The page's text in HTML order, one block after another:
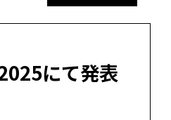
にて発表